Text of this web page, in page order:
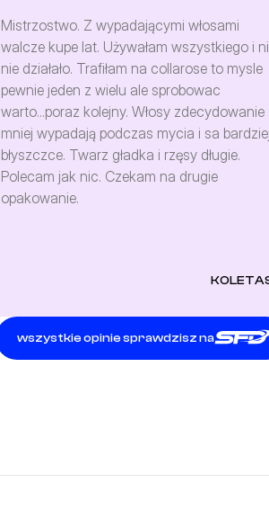
Mistrzostwo. Z wypadającymi włosami
walcze kupe lat. Używałam wszystkiego i
nie działało. Trafiłam na collarose to mysle
pewnie jeden z wielu ale sprobowac
warto...poraz kolejny. Włosy zdecydowanie
mniej wypadają podczas mycia i sa bardziej
błyszczce. Twarz gładka i rzęsy długie.
Polecam jak nic. Czekam na drugie
opakowanie.
wszystkie opinie sprawdzisz na